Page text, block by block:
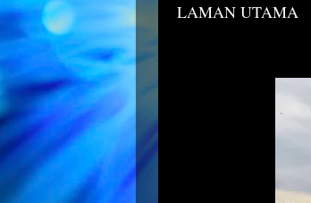
LAMAN UTAMA